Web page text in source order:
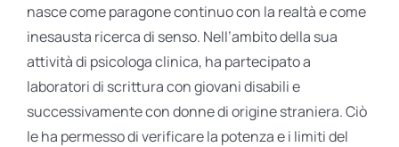
nasce come paragone continuo con la realtà e come
inesausta ricerca di senso. Nell’ambito della sua
attività di psicologa clinica, ha partecipato a
laboratori di scrittura con giovani disabili e
successivamente con donne di origine straniera. Ciò
le ha permesso di verificare la potenza e i limiti del